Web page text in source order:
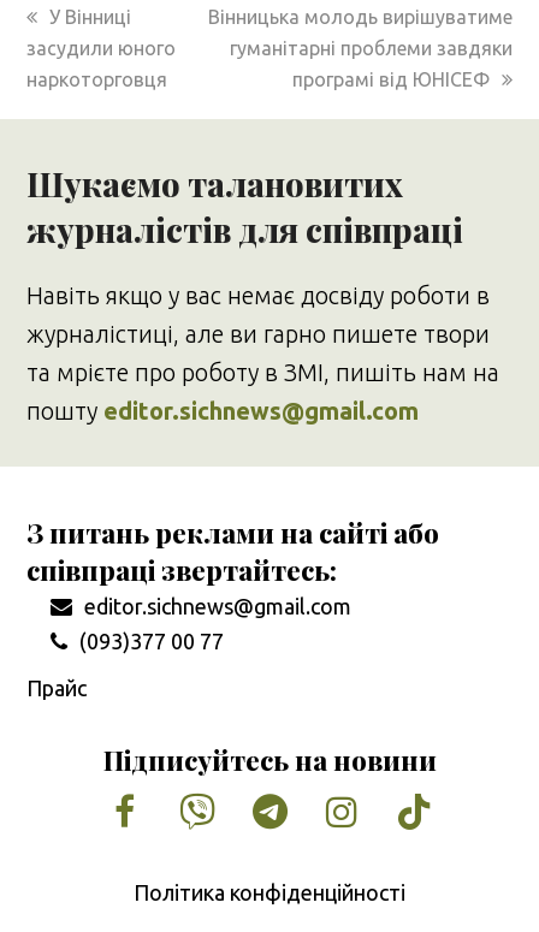
previous
post:
У Вінниці
засудили юного
наркоторговця
next
post:
Вінницька молодь вирішуватиме
гуманітарні проблеми завдяки
програмі від ЮНІСЕФ
Шукаємо талановитих
журналістів для співпраці
Навіть якщо у вас немає досвіду роботи в
журналістиці, але ви гарно пишете твори
та мрієте про роботу в ЗМІ, пишіть нам на
пошту editor.sichnews@gmail.com
З питань реклами на сайті або
співпраці звертайтесь:
editor.sichnews@gmail.com
(093)377 00 77
Прайс
Підписуйтесь на новини
Facebook
VimeoTumblrInstagram
Tiktok
Політика конфіденційності